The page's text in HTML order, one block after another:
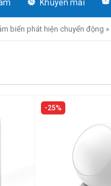
Khuyến mãi
biến phát hiện chuyển động »
25%